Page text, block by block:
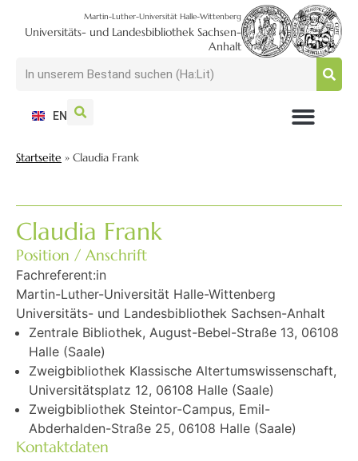
Martin-Luther-Universität Halle-Wittenberg
Universitäts- und Landesbibliothek Sachsen-
Anhalt
EN
Startseite » Claudia Frank
Claudia Frank
Position / Anschrift
Fachreferent:in
Martin-Luther-Universität Halle-Wittenberg
Universitäts- und Landesbibliothek Sachsen-Anhalt
Zentrale Bibliothek, August-Bebel-Straße 13, 06108
Halle (Saale)
Zweigbibliothek Klassische Altertumswissenschaft,
Universitätsplatz 12, 06108 Halle (Saale)
Zweigbibliothek Steintor-Campus, Emil-
Abderhalden-Straße 25, 06108 Halle (Saale)
Kontaktdaten